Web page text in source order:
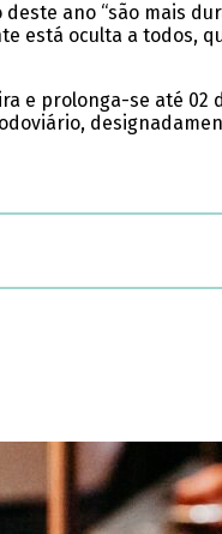
ano “são mais
está oculta a todos,
e prolonga-se até